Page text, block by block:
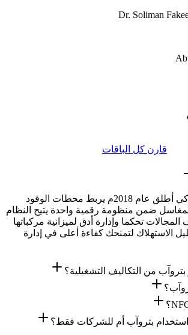
قارن كل الباقات
بتروآب نظام تقني ذكي أطلق عام 2018م يربط محطات الوقود
ضمن منظومة رقمية واحدة يتيح النظام
تحكما وإدارة أدق لميزانية مركباتها
الاستهلاك لتمنحك كفاءة أعلى في إدارة
من التكاليف التشغيلية؟
استخدام بتروآب أم للشركات فقط؟